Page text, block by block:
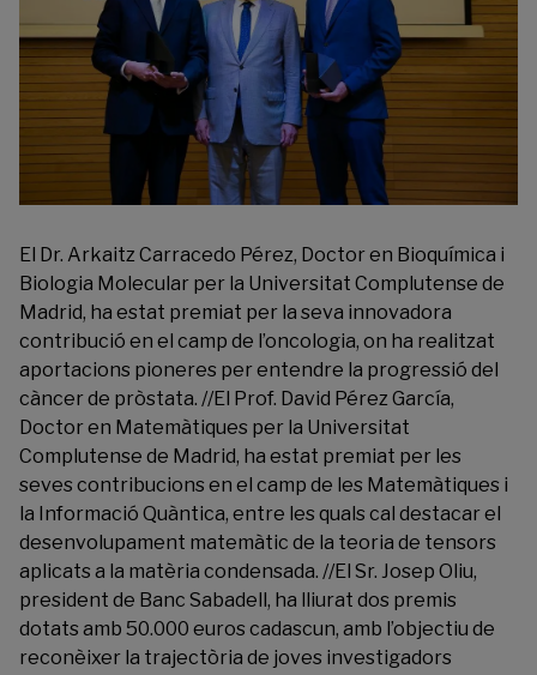
El Dr. Arkaitz Carracedo Pérez, Doctor en Bioquímica i
Biologia Molecular per la Universitat Complutense de
Madrid, ha estat premiat per la seva innovadora
contribució en el camp de l’oncologia, on ha realitzat
aportacions pioneres per entendre la progressió del
càncer de pròstata. //El Prof. David Pérez García,
Doctor en Matemàtiques per la Universitat
Complutense de Madrid, ha estat premiat per les
seves contribucions en el camp de les Matemàtiques i
la Informació Quàntica, entre les quals cal destacar el
desenvolupament matemàtic de la teoria de tensors
aplicats a la matèria condensada. //El Sr. Josep Oliu,
president de Banc Sabadell, ha lliurat dos premis
dotats amb 50.000 euros cadascun, amb l’objectiu de
reconèixer la trajectòria de joves investigadors